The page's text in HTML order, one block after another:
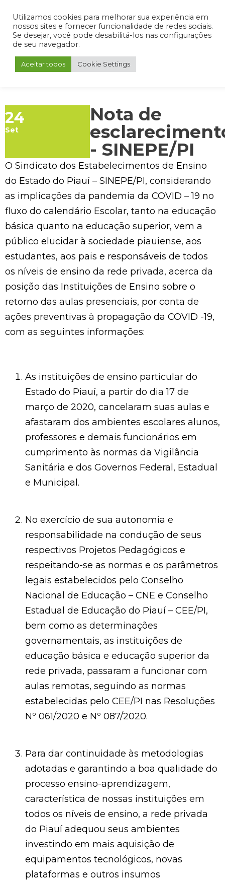
Admin Portal do Aluno Portal do Professor Portal do Coordenador
24
Set
Nota de
- SINEPE/PI
O Sindicato dos Estabelecimentos de Ensino
do Estado do Piauí – SINEPE/PI, considerando
as implicações da pandemia da COVID – 19 no
fluxo do calendário Escolar, tanto na educação
básica quanto na educação superior, vem a
público elucidar à sociedade piauiense, aos
estudantes, aos pais e responsáveis de todos
os níveis de ensino da rede privada, acerca da
posição das Instituições de Ensino sobre o
retorno das aulas presenciais, por conta de
ações preventivas à propagação da COVID -19,
com as seguintes informações:
As instituições de ensino particular do
Estado do Piauí, a partir do dia 17 de
março de 2020, cancelaram suas aulas e
afastaram dos ambientes escolares alunos,
professores e demais funcionários em
cumprimento às normas da Vigilância
Sanitária e dos Governos Federal, Estadual
e Municipal.
No exercício de sua autonomia e
responsabilidade na condução de seus
respectivos Projetos Pedagógicos e
respeitando-se as normas e os parâmetros
legais estabelecidos pelo Conselho
Nacional de Educação – CNE e Conselho
Estadual de Educação do Piauí – CEE/PI,
bem como as determinações
governamentais, as instituições de
educação básica e educação superior da
rede privada, passaram a funcionar com
aulas remotas, seguindo as normas
estabelecidas pelo CEE/PI nas Resoluções
Nº 061/2020 e Nº 087/2020.
Para dar continuidade às metodologias
adotadas e garantindo a boa qualidade do
processo ensino-aprendizagem,
característica de nossas instituições em
todos os níveis de ensino, a rede privada
do Piauí adequou seus ambientes
investindo em mais aquisição de
equipamentos tecnológicos, novas
plataformas e outros insumos
Utilizamos cookies para melhorar sua experiência em
nossos sites e fornecer funcionalidade de redes sociais.
Se desejar, você pode desabilitá-los nas configurações
de seu navegador.
Aceitar todos Cookie Settings